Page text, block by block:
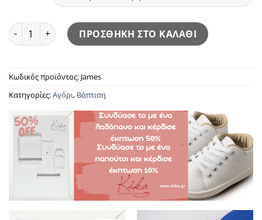
James ποσότητα ΠΡΟΣΘΗΚΗ ΣΤΟ ΚΑΛΑΘΙ
Κωδικός προϊόντος: James
Κατηγορίες:Αγόρι, Βάπτιση